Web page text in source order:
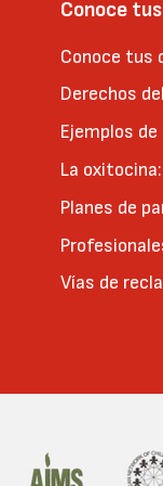
Conoce
Conoce tus
Derechos
Ejemplos
La
Planes de
Vías de